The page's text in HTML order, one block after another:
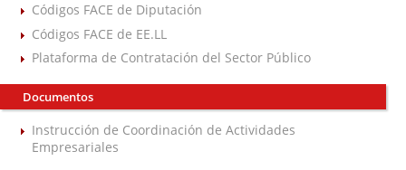
Códigos FACE de Diputación
Códigos FACE de EE.LL
Plataforma de Contratación del Sector Público
Documentos
Instrucción de Coordinación de Actividades
Empresariales